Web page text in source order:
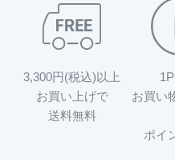
3,300円(税込)以上
お買い上げで
送料無料
お買い
ポイ